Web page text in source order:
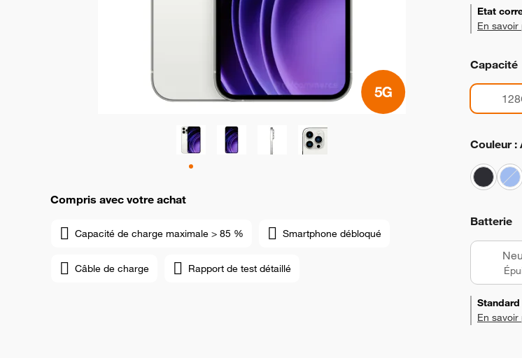
Compris avec votre achat
Capacité de charge maximale > 85 % Smartphone débloqué
Câble de charge Rapport de test détaillé
Etat
En savoir
Capacité
Couleur :
Batterie
Standard
En savoir